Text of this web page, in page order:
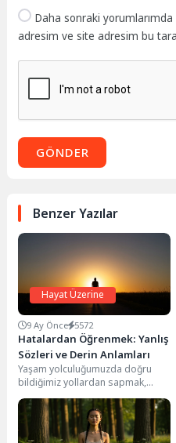
Daha sonraki yorumlarımda
adresim ve site adresim bu
GÖNDER
Benzer Yazılar
Hayat Üzerine
9 Ay Önce 5572
Hatalardan Öğrenmek: Yanlış
Sözleri ve Derin Anlamları
Yaşam yolculuğumuzda doğru
bildiğimiz yollardan sapmak,
beklenmedik hatalarla
karşılaşmak kaçınılmazdır. Ancak
asıl mesele, bu yanlışları...